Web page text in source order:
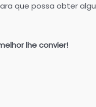
que possa obter
lhe convier!